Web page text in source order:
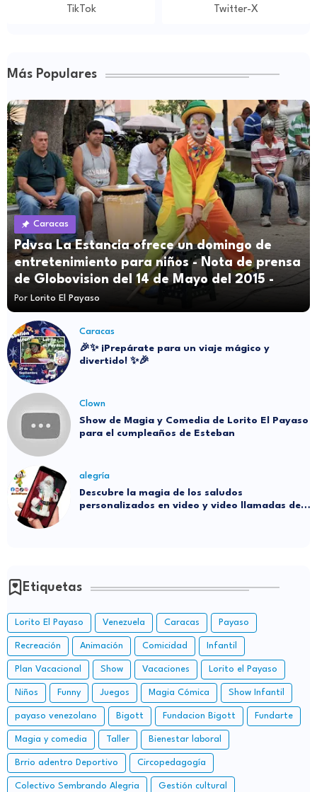
TikTok Twitter-X
Más Populares
Caracas
Pdvsa La Estancia ofrece un domingo de
entretenimiento para niños - Nota de prensa
de Globovision del 14 de Mayo del 2015 -
Por Lorito El Payaso
Caracas
🎉✨ ¡Prepárate para un viaje mágico y
divertido! ✨🎉
Clown
Show de Magia y Comedia de Lorito El Payaso
para el cumpleaños de Esteban
alegría
Descubre la magia de los saludos
personalizados en video y video llamadas de
Etiquetas
Lorito El Payaso Venezuela Caracas Payaso
Recreación Animación Comicidad Infantil
Plan Vacacional Show Vacaciones Lorito el Payaso
Niños Funny Juegos Magia Cómica Show Infantil
payaso venezolano Bigott Fundacion Bigott Fundarte
Magia y comedia Taller Bienestar laboral
Brrio adentro Deportivo Circopedagogía
Colectivo Sembrando Alegria Gestión cultural